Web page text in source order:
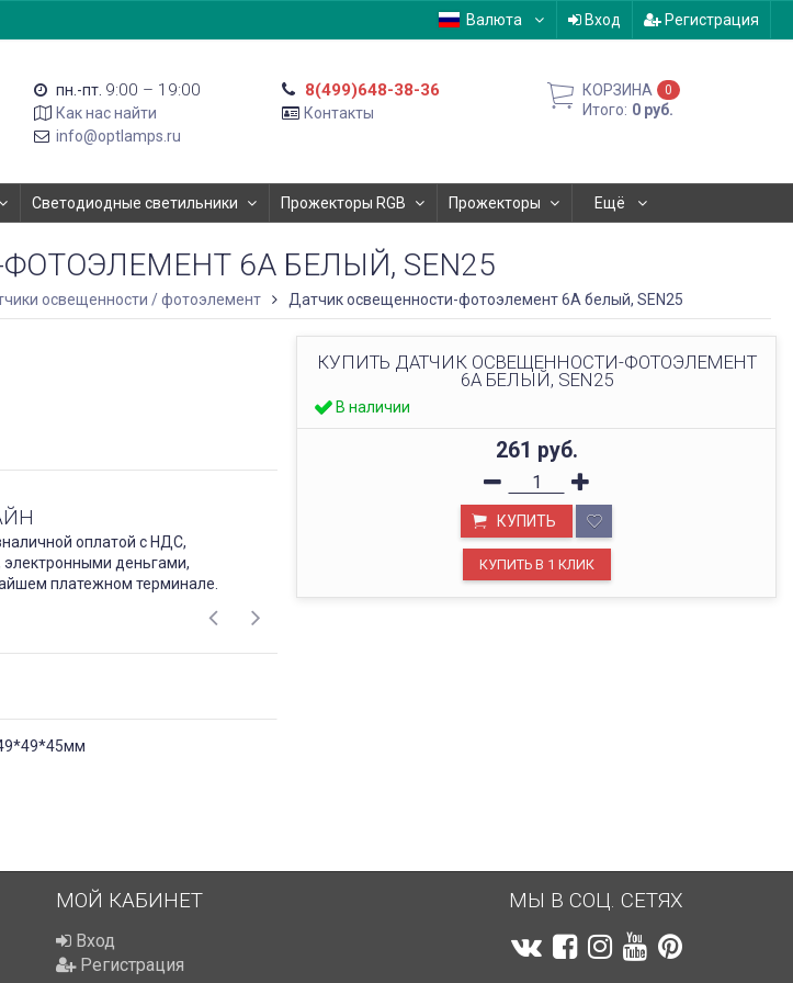
Валюта Вход Регистрация
пн.-пт. 9:00 – 19:00
Как нас найти
info@optlamps.ru
8(499)648-38-36
Контакты
КОРЗИНА 0
Итого: 0 руб.
Светодиодные светильники Прожекторы RGB Прожекторы Ещё
6А БЕЛЫЙ, SEN25
освещенности / фотоэлемент Датчик освещенности-фотоэлемент 6А белый, SEN25
КУПИТЬ ДАТЧИК ОСВЕЩЕННОСТИ-ФОТОЭЛЕМЕНТ
6А БЕЛЫЙ, SEN25
В наличии
261 руб.
КУПИТЬ
оплатой с НДС,
электронными деньгами,
платежном терминале.
ОФИС В МОСКВЕ
Будем рады видеть вас в нашем офисе по адресу г.
Москва, Павелецкая наб., д. 2, стр. 2.
МОЙ КАБИНЕТ
Вход
Регистрация
МЫ В СОЦ. СЕТЯХ